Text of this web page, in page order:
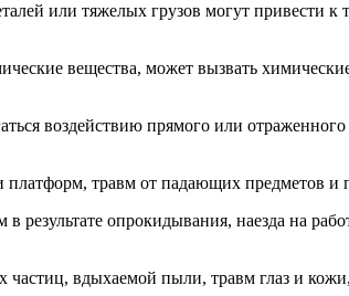
или тяжелых грузов могут привести
вещества, может вызвать
воздействию прямого или отраженного
платформ, травм от падающих предметов и
опрокидывания, наезда на
частиц, вдыхаемой пыли, травм глаз и